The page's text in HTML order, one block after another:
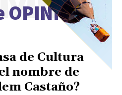
OPINIÓN
de Cultura
nombre de
Castaño?